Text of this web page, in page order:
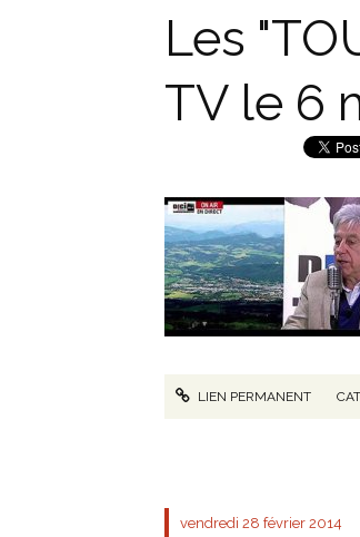
Les
TV le 6
LIEN PERMANENT
vendredi 28 février 2014